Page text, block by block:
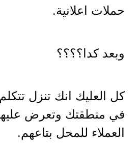
حملات اعلانية.
وبعد كدا؟؟؟؟
كل العليك انك تنزل
في منطقتك وتعرض
العملاء للمحل بتاعهم.